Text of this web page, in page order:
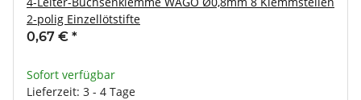
2-polig Einzellötstifte
0,67 € *
Sofort verfügbar
Lieferzeit: 3 - 4 Tage